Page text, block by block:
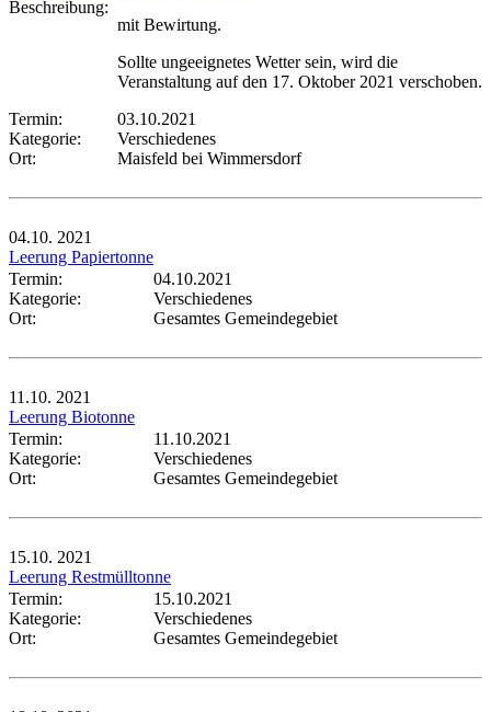
Beschreibung:
mit Bewirtung.
Sollte ungeeignetes Wetter sein, wird die
Veranstaltung auf den 17. Oktober 2021 verschoben.
Termin:
03.10.2021
Kategorie:
Verschiedenes
Ort:
Maisfeld bei Wimmersdorf
04.10. 2021
Leerung Papiertonne
Termin:
04.10.2021
Kategorie:
Verschiedenes
Ort:
Gesamtes Gemeindegebiet
11.10. 2021
Leerung Biotonne
Termin:
11.10.2021
Kategorie:
Verschiedenes
Ort:
Gesamtes Gemeindegebiet
15.10. 2021
Leerung Restmülltonne
Termin:
15.10.2021
Kategorie:
Verschiedenes
Ort:
Gesamtes Gemeindegebiet